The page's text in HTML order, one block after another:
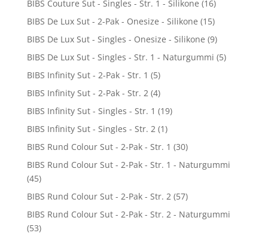
BIBS Couture Sut - Singles - Str. 1 - Silikone (16)
BIBS De Lux Sut - 2-Pak - Onesize - Silikone (15)
BIBS De Lux Sut - Singles - Onesize - Silikone (9)
BIBS De Lux Sut - Singles - Str. 1 - Naturgummi (5)
BIBS Infinity Sut - 2-Pak - Str. 1 (5)
BIBS Infinity Sut - 2-Pak - Str. 2 (4)
BIBS Infinity Sut - Singles - Str. 1 (19)
BIBS Infinity Sut - Singles - Str. 2 (1)
BIBS Rund Colour Sut - 2-Pak - Str. 1 (30)
BIBS Rund Colour Sut - 2-Pak - Str. 1 - Naturgummi
(45)
BIBS Rund Colour Sut - 2-Pak - Str. 2 (57)
BIBS Rund Colour Sut - 2-Pak - Str. 2 - Naturgummi
(53)